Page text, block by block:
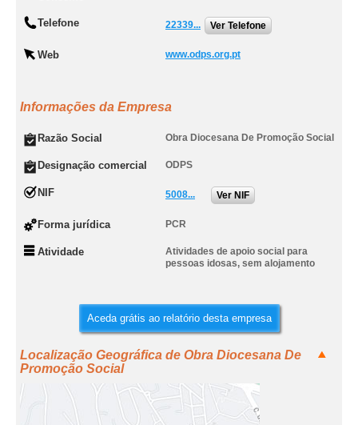
Telefone 22339... Ver Telefone
Web www.odps.org.pt
Informações da Empresa
Razão Social Obra Diocesana De Promoção Social
Designação comercial ODPS
NIF 5008... Ver NIF
Forma jurídica PCR
Atividade
Atividades de apoio social para
pessoas idosas, sem alojamento
Aceda grátis ao relatório desta empresa
Localização Geográfica de Obra Diocesana De
Promoção Social